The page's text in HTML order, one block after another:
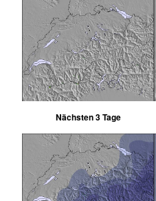
Nächsten 3 Tage